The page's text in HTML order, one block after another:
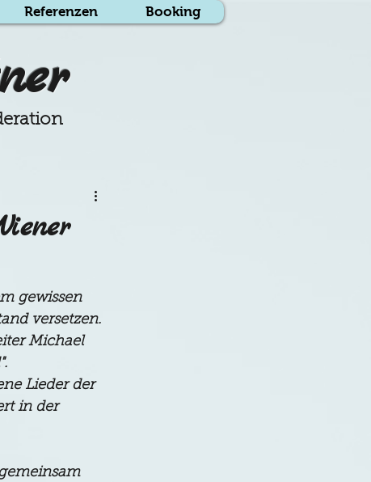
Referenzen Booking
gewissen
versetzen.
Michael
Lieder der
in der